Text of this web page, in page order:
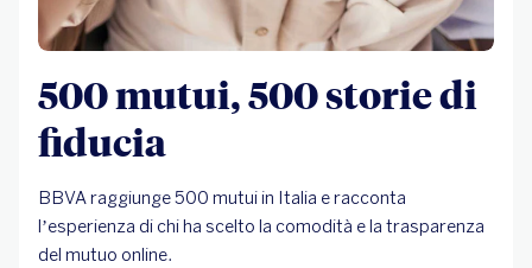
500 mutui, 500 storie di
fiducia
BBVA raggiunge 500 mutui in Italia e racconta
l’esperienza di chi ha scelto la comodità e la trasparenza
del mutuo online.